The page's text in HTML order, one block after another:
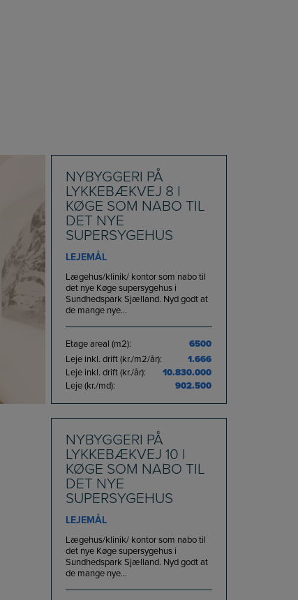
NYBYGGERI PÅ
LYKKEBÆKVEJ 8 I
KØGE SOM NABO TIL
DET NYE
SUPERSYGEHUS
LEJEMÅL
Lægehus/klinik/ kontor som nabo til
det nye Køge supersygehus i
Sundhedspark Sjælland. Nyd godt at
de mange nye...
Etage areal (m2):
6500
Leje inkl. drift (kr./m2/år):
1.666
Leje inkl. drift (kr./år):
10.830.000
Leje (kr./md):
902.500
NYBYGGERI PÅ
LYKKEBÆKVEJ 10 I
KØGE SOM NABO TIL
DET NYE
SUPERSYGEHUS
LEJEMÅL
Lægehus/klinik/ kontor som nabo til
det nye Køge supersygehus i
Sundhedspark Sjælland. Nyd godt at
de mange nye...